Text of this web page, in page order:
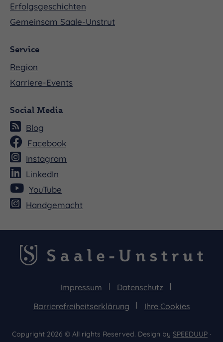
Erfolgsgeschichten
Gemeinsam Saale-Unstrut
Service
Region
Karriere-Events
Social Media
Blog
Facebook
Instagram
LinkedIn
YouTube
Handgemacht
Impressum
Datenschutz
Barrierefreiheitserklärung
Ihre Cookies
Copyright 2026 © All rights Reserved. Design by SPEEDUUP ·